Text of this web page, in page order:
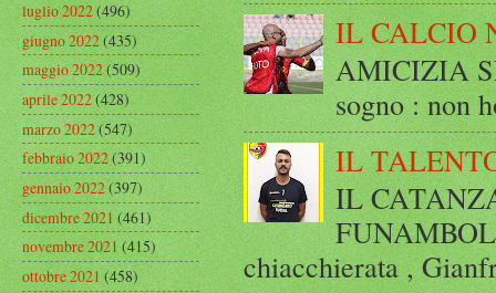
IL CALCIO
AMICIZIA
sogno : non
IL
IL
chiacchierata ,
luglio 2022(496)
giugno 2022(435)
maggio 2022(509)
aprile 2022(428)
marzo 2022(547)
febbraio 2022(391)
gennaio 2022(397)
dicembre 2021(461)
novembre 2021(415)
ottobre 2021(458)